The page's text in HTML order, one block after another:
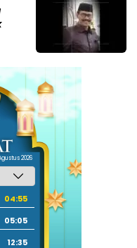
2026
04:55
05:05
12:35